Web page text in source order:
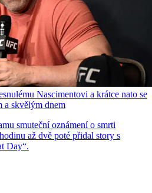
Nascimentovi a krátce nato se
a skvělým dnem
smuteční oznámení o smrti
až dvě poté přidal story s
Day“.